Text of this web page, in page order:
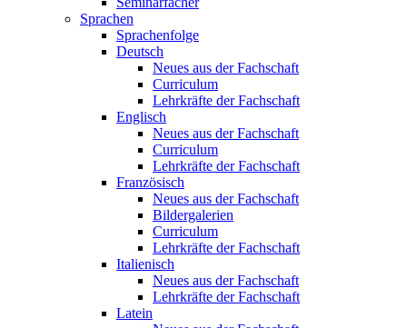
Sprachen
Sprachenfolge
Deutsch
Neues aus der Fachschaft
Curriculum
Lehrkräfte der Fachschaft
Englisch
Neues aus der Fachschaft
Curriculum
Lehrkräfte der Fachschaft
Französisch
Neues aus der Fachschaft
Bildergalerien
Curriculum
Lehrkräfte der Fachschaft
Italienisch
Neues aus der Fachschaft
Lehrkräfte der Fachschaft
Latein